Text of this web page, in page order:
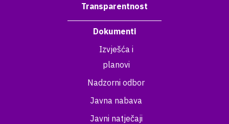
Transparentnost
Dokumenti
Izvješća i
planovi
Nadzorni odbor
Javna nabava
Javni natječaji